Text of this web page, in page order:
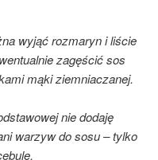
wyjąć rozmaryn i liście
zagęścić sos
mąki ziemniaczanej.
nie dodaję
warzyw do sosu – tylko